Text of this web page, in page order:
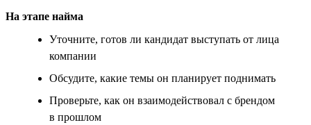
На этапе найма
Уточните, готов ли кандидат выступать от лица
компании
Обсудите, какие темы он планирует поднимать
Проверьте, как он взаимодействовал с брендом
в прошлом